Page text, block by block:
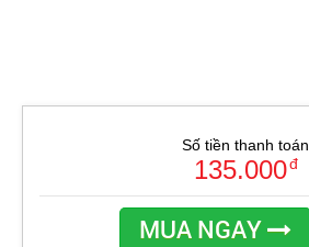
Số tiền thanh toán
135.000đ
MUA NGAY